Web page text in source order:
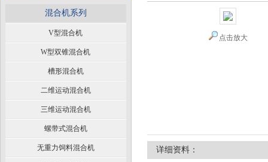
混合机系列
V型混合机
W型双锥混合机
槽形混合机
二维运动混合机
三维运动混合机
螺带式混合机
无重力饲料混合机
点击放大
详细资料：